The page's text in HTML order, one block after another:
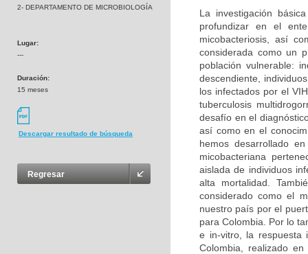
2- DEPARTAMENTO DE MICROBIOLOGÍA
Lugar:
---
Duración:
15 meses
Descargar resultado de búsqueda
Regresar
La investigación
profundizar en el
micobacteriosis, así
considerada como un
población vulnerable:
descendiente,
los infectados por el
tuberculosis
desafío en el
así como en el
hemos desarrollado
micobacteriana
aislada de individuos
alta mortalidad.
considerado como el
nuestro país por el
para Colombia. Por lo
e in-vitro, la respuesta
Colombia, realizado